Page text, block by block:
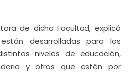
de dicha Facultad, explicó
desarrolladas para los
niveles de educación,
y otros que estén por